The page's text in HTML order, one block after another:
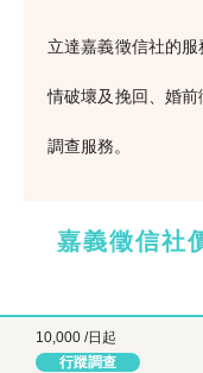
立達嘉義徵信社的
情破壞及挽回、婚
調查服務。
嘉義徵信社
10,000 /日起
行蹤調查